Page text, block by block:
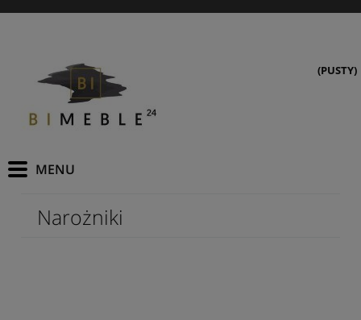
(PUSTY)
Narożniki